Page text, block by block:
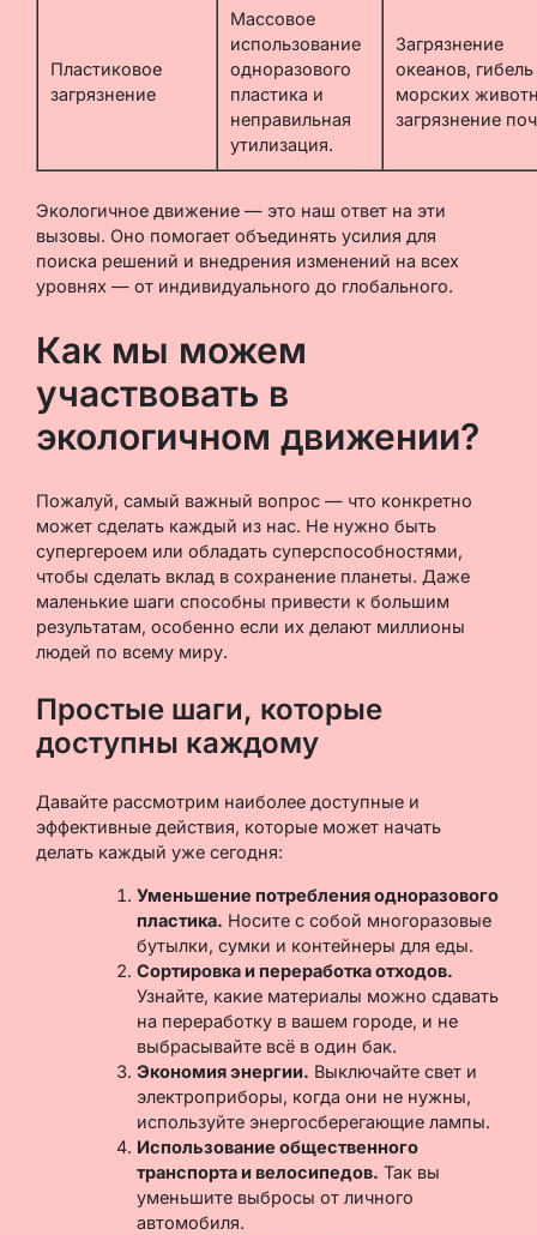
Пластиковое
загрязнение
Массовое
использование
одноразового
пластика и
неправильная
утилизация.
Загрязнение
океанов, гибель
морских
загрязнение
Экологичное движение — это наш ответ на эти
вызовы. Оно помогает объединять усилия для
поиска решений и внедрения изменений на всех
уровнях — от индивидуального до глобального.
Как мы можем
участвовать в
экологичном движении?
Пожалуй, самый важный вопрос — что конкретно
может сделать каждый из нас. Не нужно быть
супергероем или обладать суперспособностями,
чтобы сделать вклад в сохранение планеты. Даже
маленькие шаги способны привести к большим
результатам, особенно если их делают миллионы
людей по всему миру.
Простые шаги, которые
доступны каждому
Давайте рассмотрим наиболее доступные и
эффективные действия, которые может начать
делать каждый уже сегодня:
Уменьшение потребления одноразового
пластика. Носите с собой многоразовые
бутылки, сумки и контейнеры для еды.
Сортировка и переработка отходов.
Узнайте, какие материалы можно сдавать
на переработку в вашем городе, и не
выбрасывайте всё в один бак.
Экономия энергии. Выключайте свет и
электроприборы, когда они не нужны,
используйте энергосберегающие лампы.
Использование общественного
транспорта и велосипедов. Так вы
уменьшите выбросы от личного
автомобиля.